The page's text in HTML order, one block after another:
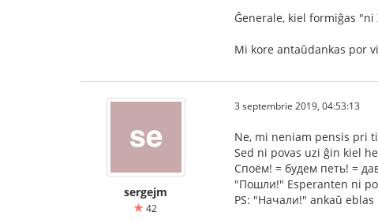
Ĝenerale, kiel formiĝas
Mi kore antaŭdankas por
sergejm
42
3 septembrie 2019, 04:53:13
Ne, mi neniam pensis pri
Sed ni povas uzi ĝin kiel
Споём! = будем петь! =
"Пошли!" Esperanten ni
PS: "Начали!" ankaŭ